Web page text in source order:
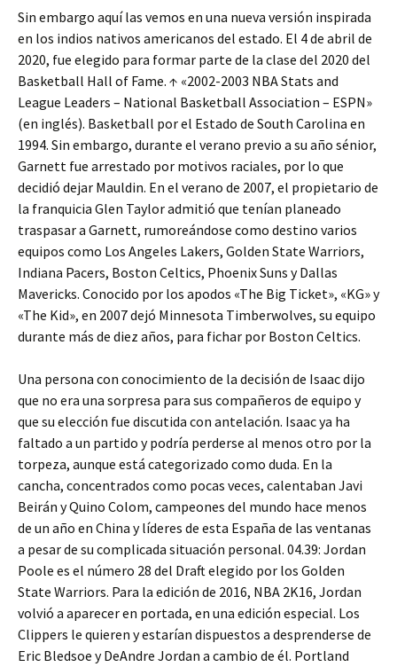
Sin embargo aquí las vemos en una nueva versión inspirada
en los indios nativos americanos del estado. El 4 de abril de
2020, fue elegido para formar parte de la clase del 2020 del
Basketball Hall of Fame. ↑ «2002-2003 NBA Stats and
League Leaders – National Basketball Association – ESPN»
(en inglés). Basketball por el Estado de South Carolina en
1994. Sin embargo, durante el verano previo a su año sénior,
Garnett fue arrestado por motivos raciales, por lo que
decidió dejar Mauldin. En el verano de 2007, el propietario de
la franquicia Glen Taylor admitió que tenían planeado
traspasar a Garnett, rumoreándose como destino varios
equipos como Los Angeles Lakers, Golden State Warriors,
Indiana Pacers, Boston Celtics, Phoenix Suns y Dallas
Mavericks. Conocido por los apodos «The Big Ticket», «KG» y
«The Kid», en 2007 dejó Minnesota Timberwolves, su equipo
durante más de diez años, para fichar por Boston Celtics.
Una persona con conocimiento de la decisión de Isaac dijo
que no era una sorpresa para sus compañeros de equipo y
que su elección fue discutida con antelación. Isaac ya ha
faltado a un partido y podría perderse al menos otro por la
torpeza, aunque está categorizado como duda. En la
cancha, concentrados como pocas veces, calentaban Javi
Beirán y Quino Colom, campeones del mundo hace menos
de un año en China y líderes de esta España de las ventanas
a pesar de su complicada situación personal. 04.39: Jordan
Poole es el número 28 del Draft elegido por los Golden
State Warriors. Para la edición de 2016, NBA 2K16, Jordan
volvió a aparecer en portada, en una edición especial. Los
Clippers le quieren y estarían dispuestos a desprenderse de
Eric Bledsoe y DeAndre Jordan a cambio de él. Portland